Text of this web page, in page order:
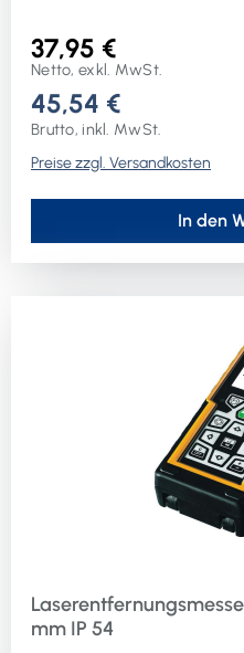
Abschaltung ∙ Lieferung
37,95 €
Netto, exkl. MwSt.
45,54 €
Brutto, inkl. MwSt.
Preise zzgl. Versandkosten
In den
mm IP 54